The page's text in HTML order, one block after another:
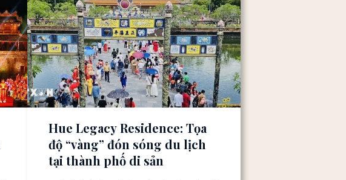
Hue Legacy Residence: Tọa
độ “vàng” đón sóng du lịch
tại thành phố di sản